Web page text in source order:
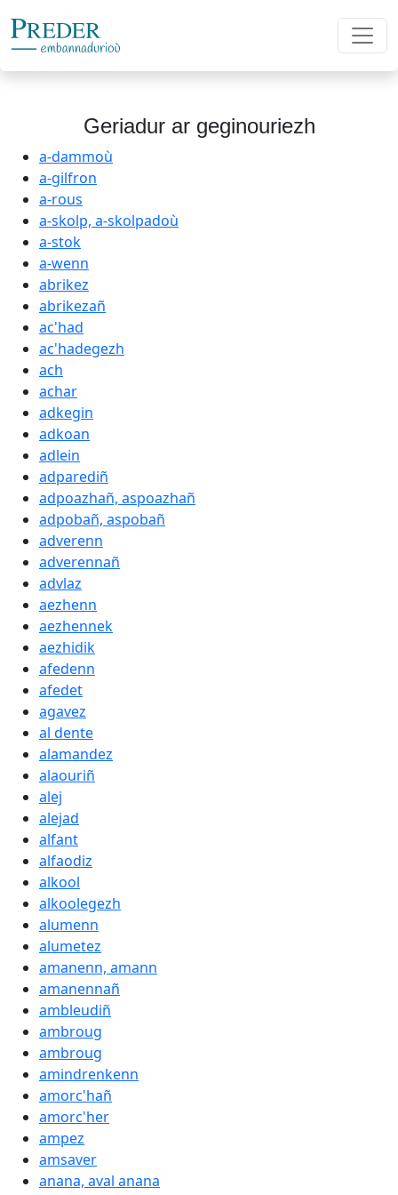
Geriadur ar geginouriezh
a-dammoù
a-gilfron
a-rous
a-skolp, a-skolpadoù
a-stok
a-wenn
abrikez
abrikezañ
ac'had
ac'hadegezh
ach
achar
adkegin
adkoan
adlein
adparediñ
adpoazhañ, aspoazhañ
adpobañ, aspobañ
adverenn
adverennañ
advlaz
aezhenn
aezhennek
aezhidik
afedenn
afedet
agavez
al dente
alamandez
alaouriñ
alej
alejad
alfant
alfaodiz
alkool
alkoolegezh
alumenn
alumetez
amanenn, amann
amanennañ
ambleudiñ
ambroug
ambroug
amindrenkenn
amorc'hañ
amorc'her
ampez
amsaver
anana, aval anana